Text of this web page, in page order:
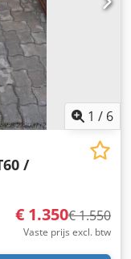
1 / 6
/
€ 1.350€ 1.550
Vaste prijs excl. btw